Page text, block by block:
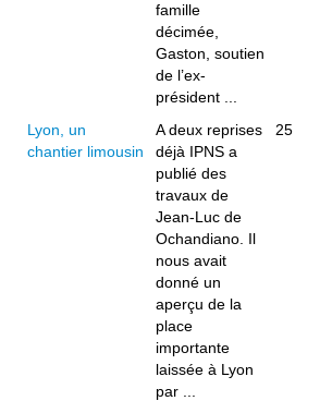
famille
décimée,
Gaston, soutien
de l’ex-
président ...
Lyon, un
chantier limousin
A deux reprises
déjà IPNS a
publié des
travaux de
Jean-Luc de
Ochandiano. Il
nous avait
donné un
aperçu de la
place
importante
laissée à Lyon
par ...
25